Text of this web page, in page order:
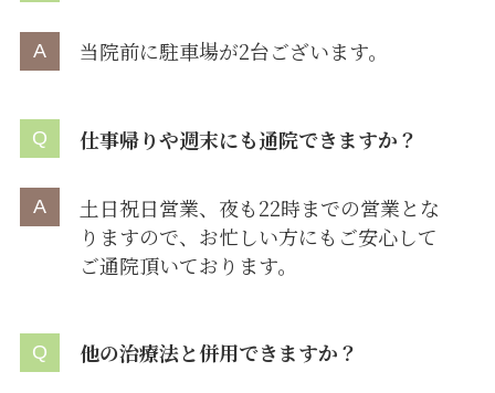
当院前に駐車場が2台ございます。
仕事帰りや週末にも通院できますか？
土日祝日営業、夜も22時までの営業とな
りますので、お忙しい方にもご安心して
ご通院頂いております。
他の治療法と併用できますか？